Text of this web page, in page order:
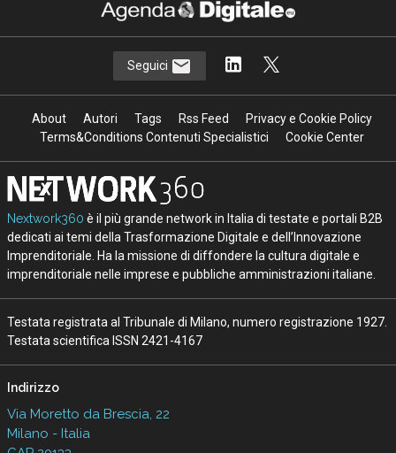
Seguici
About Autori Tags Rss Feed
Privacy e Cookie Policy
Terms&Conditions Contenuti Specialistici
Cookie Center
Nextwork360 è il più grande network in Italia di testate e portali B2B
dedicati ai temi della Trasformazione Digitale e dell’Innovazione
Imprenditoriale. Ha la missione di diffondere la cultura digitale e
imprenditoriale nelle imprese e pubbliche amministrazioni italiane.
Testata registrata al Tribunale di Milano, numero registrazione 1927.
Testata scientifica ISSN 2421-4167
Indirizzo
Via Moretto da Brescia, 22
Milano - Italia